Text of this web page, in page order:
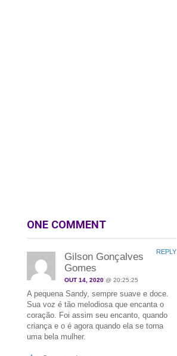
ONE COMMENT
Gilson Gonçalves
Gomes
OUT 14, 2020 @ 20:25:25
A pequena Sandy, sempre suave e doce.
Sua voz é tão melodiosa que encanta o
coração. Foi assim seu encanto, quando
criança e o é agora quando ela se torna
uma bela mulher.
REPLY